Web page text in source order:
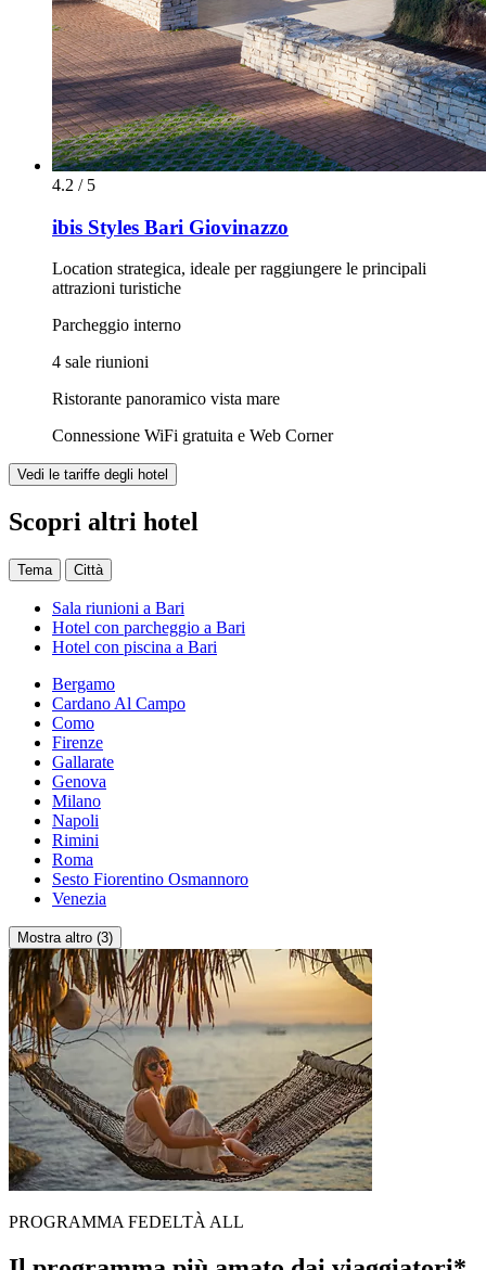
4.2 / 5
ibis Styles Bari Giovinazzo
Location strategica, ideale per raggiungere le principali
attrazioni turistiche
Parcheggio interno
4 sale riunioni
Ristorante panoramico vista mare
Connessione WiFi gratuita e Web Corner
Vedi le tariffe degli hotel
Scopri altri hotel
Tema Città
Sala riunioni a Bari
Hotel con parcheggio a Bari
Hotel con piscina a Bari
Bergamo
Cardano Al Campo
Como
Firenze
Gallarate
Genova
Milano
Napoli
Rimini
Roma
Sesto Fiorentino Osmannoro
Venezia
Mostra altro (3)
PROGRAMMA FEDELTÀ ALL